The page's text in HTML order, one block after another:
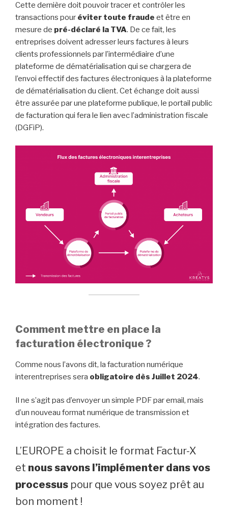
Cette dernière doit pouvoir tracer et contrôler les
transactions pour éviter toute fraude et être en
mesure de pré-déclaré la TVA. De ce fait, les
entreprises doivent adresser leurs factures à leurs
clients professionnels par l’intermédiaire d’une
plateforme de dématérialisation qui se chargera de
l’envoi effectif des factures électroniques à la plateforme
de dématérialisation du client. Cet échange doit aussi
être assurée par une plateforme publique, le portail public
de facturation qui fera le lien avec l’administration fiscale
(DGFiP).
Comment mettre en place la
facturation électronique ?
Comme nous l’avons dit, la facturation numérique
interentreprises sera obligatoire dès Juillet 2024.
Il ne s’agit pas d’envoyer un simple PDF par email, mais
d’un nouveau format numérique de transmission et
intégration des factures.
L’EUROPE a choisit le format Factur-X
et nous savons l’implémenter dans vos
processus pour que vous soyez prêt au
bon moment !